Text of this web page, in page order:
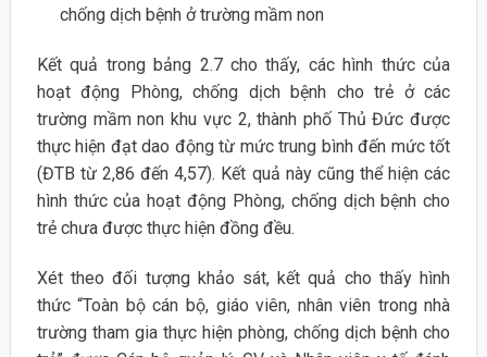
chống dịch bệnh ở trường mầm non
Kết quả trong bảng 2.7 cho thấy, các hình thức của
hoạt động Phòng, chống dịch bệnh cho trẻ ở các
trường mầm non khu vực 2, thành phố Thủ Đức được
thực hiện đạt dao động từ mức trung bình đến mức tốt
(ĐTB từ 2,86 đến 4,57). Kết quả này cũng thể hiện các
hình thức của hoạt động Phòng, chống dịch bệnh cho
trẻ chưa được thực hiện đồng đều.
Xét theo đối tượng khảo sát, kết quả cho thấy hình
thức “Toàn bộ cán bộ, giáo viên, nhân viên trong nhà
trường tham gia thực hiện phòng, chống dịch bệnh cho